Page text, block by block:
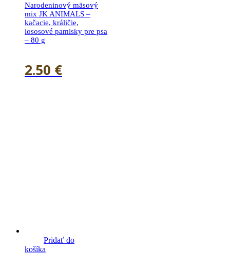
Narodeninový mäsový
mix JK ANIMALS –
kačacie, králičie,
lososové pamlsky pre psa
– 80 g
2.50 €
Pridať do
košíka